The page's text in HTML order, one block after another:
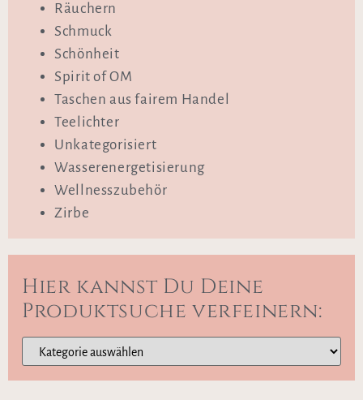
Räuchern
Schmuck
Schönheit
Spirit of OM
Taschen aus fairem Handel
Teelichter
Unkategorisiert
Wasserenergetisierung
Wellnesszubehör
Zirbe
Hier kannst Du Deine
Produktsuche verfeinern: